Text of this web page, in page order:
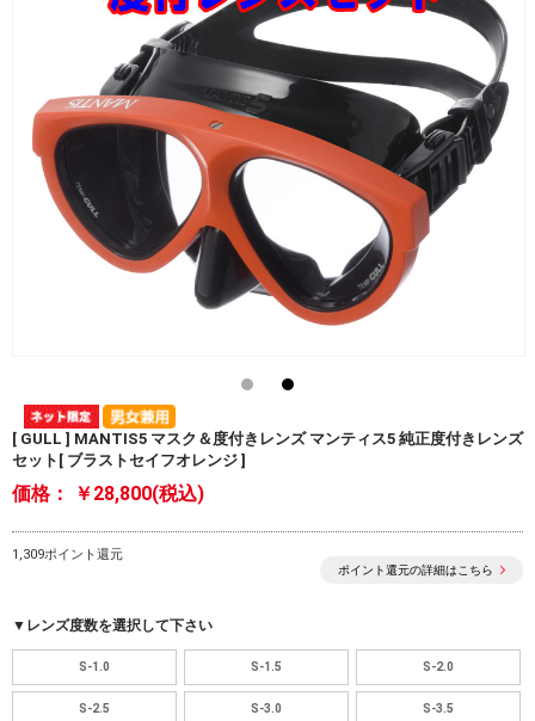
[ GULL ] MANTIS5 マスク＆度付きレンズ マンティス5 純正度付きレンズ
セット[ ブラストセイフオレンジ ]
価格： ￥28,800(税込)
1,309ポイント還元
ポイント還元の詳細はこちら
▼レンズ度数を選択して下さい
S-1.0 S-1.5 S-2.0
S-2.5 S-3.0 S-3.5